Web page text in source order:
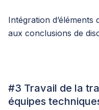
Intégration
aux conclusions de
#3 Travail de la
équipes